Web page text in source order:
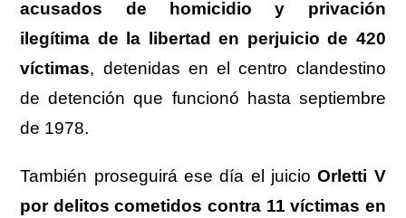
acusados de homicidio y privación
ilegítima de la libertad en perjuicio de 420
víctimas, detenidas en el centro clandestino
de detención que funcionó hasta septiembre
de 1978.
También proseguirá ese día el juicioOrletti V
por delitos cometidos contra 11 víctimas en